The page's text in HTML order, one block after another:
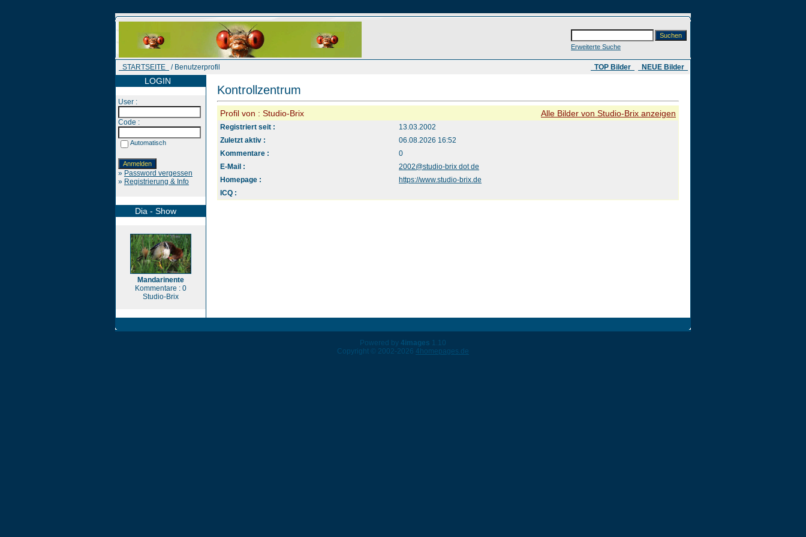
Erweiterte Suche
STARTSEITE / Benutzerprofil ​ TOP Bilder NEUE Bilder
LOGIN
User :
Code :
Automatisch
» Password vergessen
» Registrierung & Info
Dia - Show
Mandarinente
Kommentare : 0
Studio-Brix
Kontrollzentrum
Profil von : Studio-Brix Alle Bilder von Studio-Brix anzeigen
Registriert seit :
13.03.2002
Zuletzt aktiv :
06.08.2026 16:52
Kommentare :
0
E-Mail :
2002@studio-brix dot de
Homepage :
https://www.studio-brix.de
ICQ :
Powered by 4images 1.10
Copyright © 2002-2026 4homepages.de